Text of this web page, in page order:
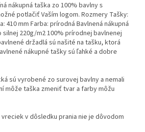
nákupná taška zo 100% bavlny s
potlačiť Vaším logom. Rozmery Tašky:
410 mm Farba: prírodná Bavlnená nákupná
220g/m2 100% prírodnej bavlnenej
držadlá sú našité na tašku, ktorá
nákupné tašky sú ľahké a dobre
sú vyrobené zo surovej bavlny a nemali
môže taška zmeniť tvar a farby môžu
v dôsledku prania nie je dôvodom